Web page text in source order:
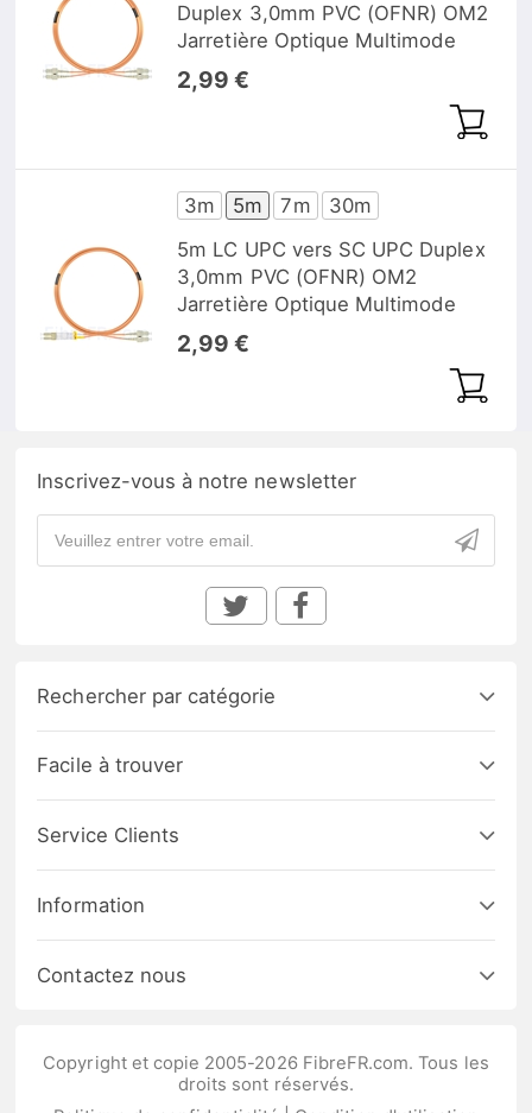
Duplex 3,0mm PVC (OFNR) OM2
Jarretière Optique Multimode
2,99 €
3m 5m 7m
30m
5m LC UPC vers SC UPC Duplex
3,0mm PVC (OFNR) OM2
Jarretière Optique Multimode
2,99 €
Inscrivez-vous à notre newsletter
Rechercher par catégorie
Facile à trouver
Service Clients
Information
Contactez nous
Copyright et copie 2005-2026 FibreFR.com. Tous les
droits sont réservés.